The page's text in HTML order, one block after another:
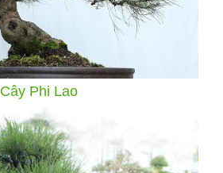
Cây Phi Lao